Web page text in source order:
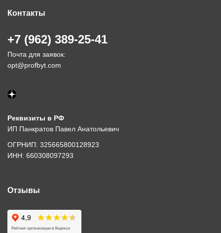
Контакты
+7 (962) 389-25-41
Почта для заявок:
opt@profbyt.com
Реквизиты в РФ
ИП Панкратов Павел Анатольевич
ОГРНИП: 325665800128923
ИНН: 660308097293
Отзывы